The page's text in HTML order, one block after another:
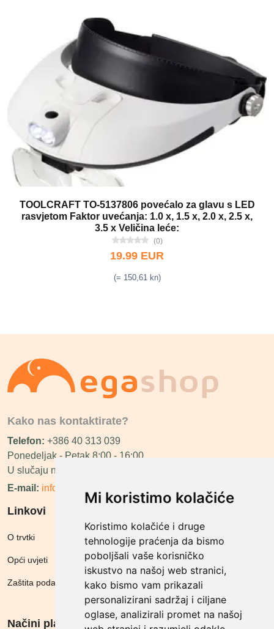
Mi koristimo kolačiće
Koristimo kolačiće i druge
tehnologije praćenja da bismo
poboljšali vaše korisničko
iskustvo na našoj web stranici,
kako bismo vam prikazali
personalizirani sadržaj i ciljane
oglase, analizirali promet na našoj
TOOLCRAFT TO-5137806 povećalo za glavu s LED
rasvjetom Faktor uvećanja: 1.0 x, 1.5 x, 2.0 x, 2.5 x,
3.5 x Veličina leće:
(0)
19.99 EUR
(= 150,61 kn)
Kako nas kontaktirate?
Telefon: +386 40 313 039
Ponedeljak - Petak 8:00 - 16:00
U slučaju neraspoloživosti ćemo vas nazvati.
E-mail: info@megashop.hr
Linkovi
O trvtki
Opći uvjeti
Zaštita podataka
Načini plačanja